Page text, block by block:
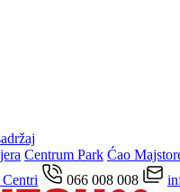
Centrum Park Ćao
066 008 008